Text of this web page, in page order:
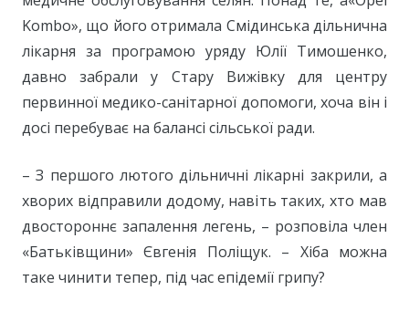
Kombo», що його отримала Смідинська дільнична
лікарня за програмою уряду Юлії Тимошенко,
давно забрали у Стару Вижівку для центру
первинної медико-санітарної допомоги, хоча він і
досі перебуває на балансі сільської ради.
– З першого лютого дільничні лікарні закрили, а
хворих відправили додому, навіть таких, хто мав
двостороннє запалення легень, – розповіла член
«Батьківщини» Євгенія Поліщук. – Хіба можна
таке чинити тепер, під час епідемії грипу?